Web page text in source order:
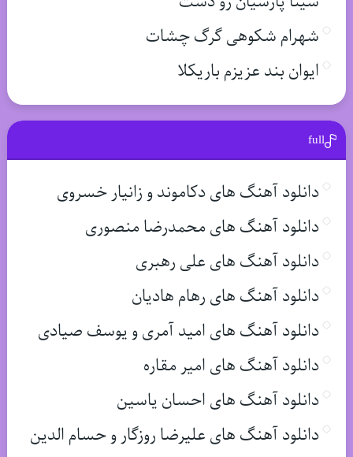
شهرام شکوهی گرگ چشات
ایوان بند عزیزم باریکلا
full
دانلود آهنگ های دکاموند و زانیار خسروی
دانلود آهنگ های محمدرضا منصوری
دانلود آهنگ های علی رهبری
دانلود آهنگ های رهام هادیان
دانلود آهنگ های امید آمری و یوسف صیادی
دانلود آهنگ های امیر مقاره
دانلود آهنگ های احسان یاسین
دانلود آهنگ های علیرضا روزگار و حسام الدین